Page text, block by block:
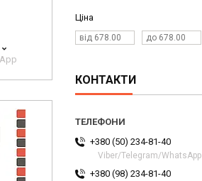
Ціна
КОНТАКТИ
+380 (50) 234-81-40
Viber/Telegram/WhatsApp
+380 (98) 234-81-40